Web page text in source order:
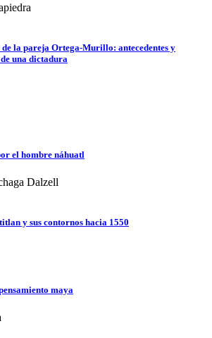
la pareja Ortega-Murillo: antecedentes y
una dictadura
el hombre náhuatl
Dalzell
y sus contornos hacia 1550
maya